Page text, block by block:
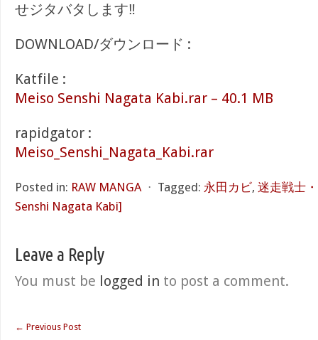
せジタバタします‼
DOWNLOAD/ダウンロード :
Katfile :
Meiso Senshi Nagata Kabi.rar – 40.1 MB
rapidgator :
Meiso_Senshi_Nagata_Kabi.rar
Posted in: RAW MANGA ⋅ Tagged: 永田カビ, 迷走戦士
Senshi Nagata Kabi]
Leave a Reply
You must be logged in to post a comment.
← Previous Post